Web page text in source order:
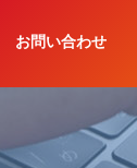
お問い合わせ